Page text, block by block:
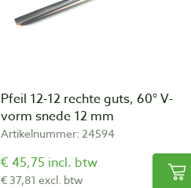
Pfeil 12-12 rechte guts, 60° V-
vorm snede 12 mm
Artikelnummer: 24594
€ 45,75 incl. btw
€ 37,81 excl. btw